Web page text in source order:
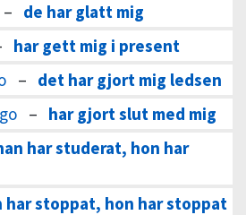
– de har glatt mig
har gett mig i present
– det har gjort mig ledsen
– har gjort slut med mig
har studerat, hon har
har stoppat, hon har stoppat